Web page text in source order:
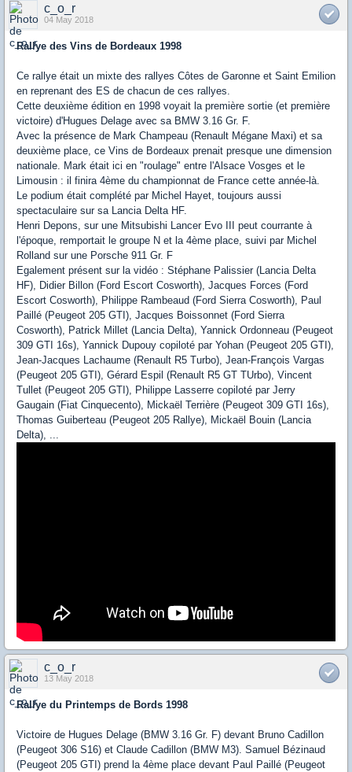
c_o_r
04 May 2018
Rallye des Vins de Bordeaux 1998
Ce rallye était un mixte des rallyes Côtes de Garonne et Saint Emilion
en reprenant des ES de chacun de ces rallyes.
Cette deuxième édition en 1998 voyait la première sortie (et première
victoire) d'Hugues Delage avec sa BMW 3.16 Gr. F.
Avec la présence de Mark Champeau (Renault Mégane Maxi) et sa
deuxième place, ce Vins de Bordeaux prenait presque une dimension
nationale. Mark était ici en "roulage" entre l'Alsace Vosges et le
Limousin : il finira 4ème du championnat de France cette année-là.
Le podium était complété par Michel Hayet, toujours aussi
spectaculaire sur sa Lancia Delta HF.
Henri Depons, sur une Mitsubishi Lancer Evo III peut courrante à
l'époque, remportait le groupe N et la 4ème place, suivi par Michel
Rolland sur une Porsche 911 Gr. F
Egalement présent sur la vidéo : Stéphane Palissier (Lancia Delta
HF), Didier Billon (Ford Escort Cosworth), Jacques Forces (Ford
Escort Cosworth), Philippe Rambeaud (Ford Sierra Cosworth), Paul
Paillé (Peugeot 205 GTI), Jacques Boissonnet (Ford Sierra
Cosworth), Patrick Millet (Lancia Delta), Yannick Ordonneau (Peugeot
309 GTI 16s), Yannick Dupouy copiloté par Yohan (Peugeot 205 GTI),
Jean-Jacques Lachaume (Renault R5 Turbo), Jean-François Vargas
(Peugeot 205 GTI), Gérard Espil (Renault R5 GT TUrbo), Vincent
Tullet (Peugeot 205 GTI), Philippe Lasserre copiloté par Jerry
Gaugain (Fiat Cinquecento), Mickaël Terrière (Peugeot 309 GTI 16s),
Thomas Guiberteau (Peugeot 205 Rallye), Mickaël Bouin (Lancia
Delta), ...
c_o_r
13 May 2018
Rallye du Printemps de Bords 1998
Victoire de Hugues Delage (BMW 3.16 Gr. F) devant Bruno Cadillon
(Peugeot 306 S16) et Claude Cadillon (BMW M3). Samuel Bézinaud
(Peugeot 205 GTI) prend la 4ème place devant Paul Paillé (Peugeot